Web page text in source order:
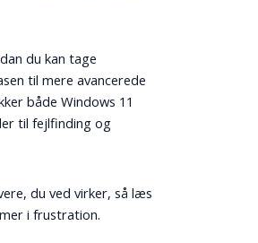
du kan tage
til mere avancerede
både Windows 11
til fejlfinding og
du ved virker, så læs
i frustration.